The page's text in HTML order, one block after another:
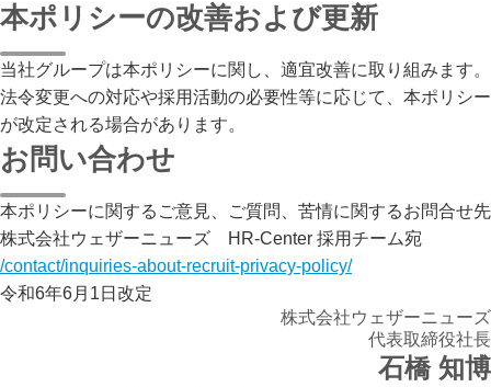
本ポリシーの改善および更新
当社グループは本ポリシーに関し、適宜改善に取り組みます。
法令変更への対応や採用活動の必要性等に応じて、本ポリシー
が改定される場合があります。
お問い合わせ
本ポリシーに関するご意見、ご質問、苦情に関するお問合せ先
/contact/inquiries-about-recruit-privacy-policy/
令和6年6月1日改定
株式会社ウェザーニューズ
代表取締役社長
石橋 知博